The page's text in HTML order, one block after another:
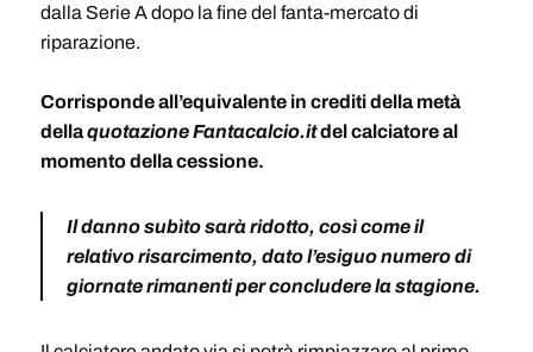
dalla Serie A dopo la fine del fanta-mercato di
riparazione.
Corrisponde all’equivalente in crediti della metà
dellaquotazione Fantacalcio.itdel calciatore al
momento della cessione.
Il danno subìto sarà ridotto, così come il
relativo risarcimento, dato l’esiguo numero di
giornate rimanenti per concludere la stagione.